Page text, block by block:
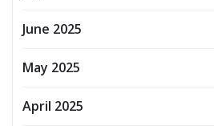
June 2025
May 2025
April 2025